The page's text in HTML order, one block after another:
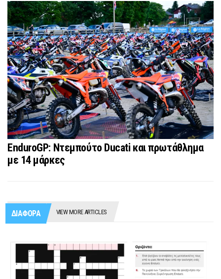
EnduroGP: Ντεμπούτο Ducati και πρωτάθλημα
με 14 μάρκες
ΔΙΑΦΟΡΑ VIEW MORE ARTICLES